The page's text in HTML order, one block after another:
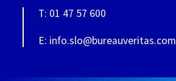
T: 01 47 57 600
E: info.slo@bureauveritas.com